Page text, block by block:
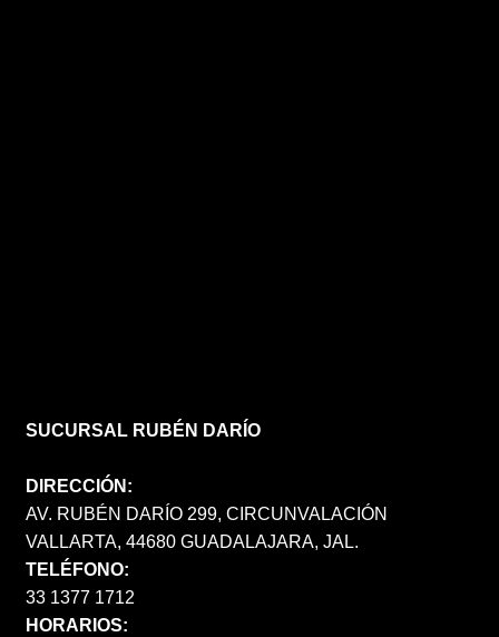
SUCURSAL RUBÉN DARÍO
DIRECCIÓN:
AV. RUBÉN DARÍO 299, CIRCUNVALACIÓN
VALLARTA, 44680 GUADALAJARA, JAL.
TELÉFONO:
33 1377 1712
HORARIOS: